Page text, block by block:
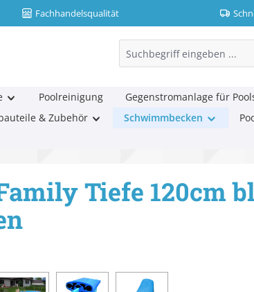
Fachhandelsqualität
Poolreinigung Gegenstromanlage für
& Zubehör Schwimmbecken
Tiefe 120cm